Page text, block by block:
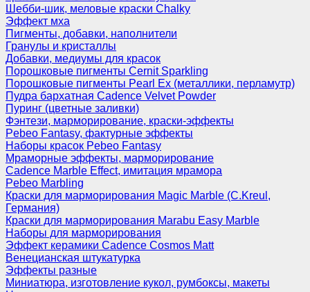
Шебби-шик, меловые краски Chalky
Эффект мха
Пигменты, добавки, наполнители
Гранулы и кристаллы
Добавки, медиумы для красок
Порошковые пигменты Cernit Sparkling
Порошковые пигменты Pearl Ex (металлики, перламутр)
Пудра бархатная Cadence Velvet Powder
Пуринг (цветные заливки)
Фэнтези, марморирование, краски-эффекты
Pebeo Fantasy, фактурные эффекты
Наборы красок Pebeo Fantasy
Мраморные эффекты, марморирование
Cadence Marble Effect, имитация мрамора
Pebeo Marbling
Краски для марморирования Magic Marble (C.Kreul,
Германия)
Краски для марморирования Marabu Easy Marble
Наборы для марморирования
Эффект керамики Cadence Cosmos Matt
Венецианская штукатурка
Эффекты разные
Миниатюра, изготовление кукол, румбоксы, макеты